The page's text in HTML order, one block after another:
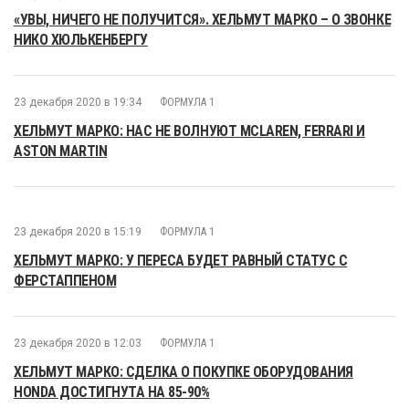
«УВЫ, НИЧЕГО НЕ ПОЛУЧИТСЯ». ХЕЛЬМУТ МАРКО – О ЗВОНКЕ
НИКО ХЮЛЬКЕНБЕРГУ
23 декабря 2020 в 19:34 ФОРМУЛА 1
ХЕЛЬМУТ МАРКО: НАС НЕ ВОЛНУЮТ MCLAREN, FERRARI И
ASTON MARTIN
23 декабря 2020 в 15:19 ФОРМУЛА 1
ХЕЛЬМУТ МАРКО: У ПЕРЕСА БУДЕТ РАВНЫЙ СТАТУС С
ФЕРСТАППЕНОМ
23 декабря 2020 в 12:03 ФОРМУЛА 1
ХЕЛЬМУТ МАРКО: СДЕЛКА О ПОКУПКЕ ОБОРУДОВАНИЯ
HONDA ДОСТИГНУТА НА 85-90%